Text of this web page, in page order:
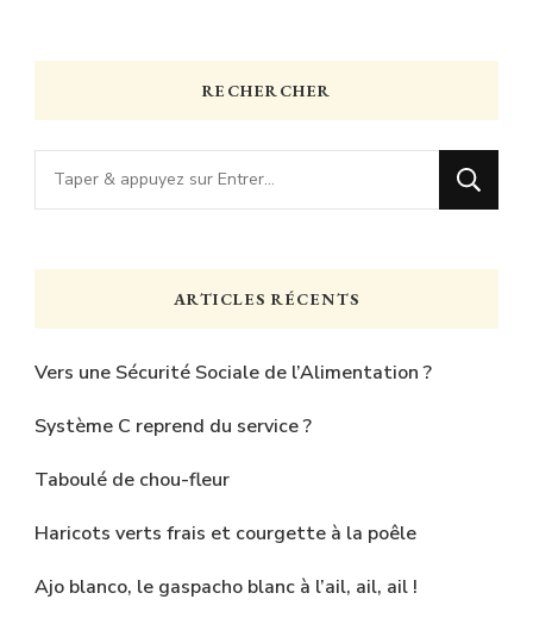
RECHERCHER
Vous
recherchiez
chose
ARTICLES RÉCENTS
Vers une Sécurité Sociale de l’Alimentation ?
Système C reprend du service ?
Taboulé de chou-fleur
Haricots verts frais et courgette à la poêle
Ajo blanco, le gaspacho blanc à l’ail, ail, ail !